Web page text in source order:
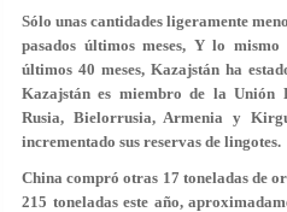
Sólo unas cantidades ligeramente
pasados últimos meses, Y lo
últimos 40 meses, Kazajstán ha
Kazajstán es miembro de la Unión
Rusia, Bielorrusia, Armenia y
incrementado sus reservas de lingotes.
China compró otras 17 toneladas de
215 toneladas este año,